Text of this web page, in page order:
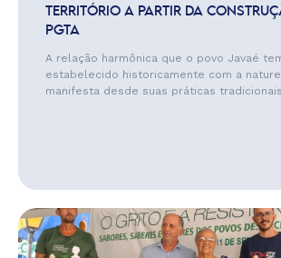
TERRITÓRIO A PARTIR DA
PGTA
A relação harmônica que o povo Javaé
estabelecido historicamente com a
manifesta desde suas práticas